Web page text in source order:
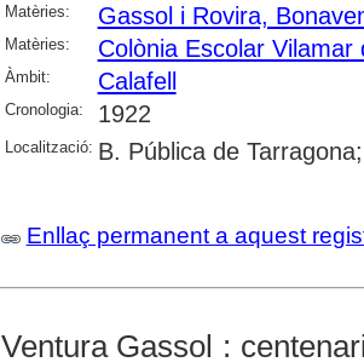
Matèries:
Gassol i Rovira,
Matèries: Colònia Escolar Vilamar
Àmbit: Calafell
Cronologia: 1922
Localització: B. Pública de
Enllaç permanent a aquest
Ventura Gassol :